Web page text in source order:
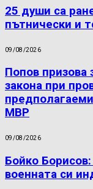
25 души са
пътнически и
09/08/2026
Попов призова
закона при
МВР
09/08/2026
Бойко
военната си